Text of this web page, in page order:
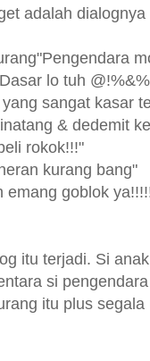
adalah dialognya
Pengendara
lo tuh
sangat kasar
& dedemit
rokok!!!"
kurang bang"
emang goblok
itu terjadi. Si
si
itu plus